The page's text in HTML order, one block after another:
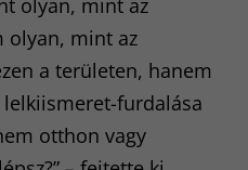
olyan, mint az
olyan, mint az
a területen, hanem
furdalása
otthon vagy